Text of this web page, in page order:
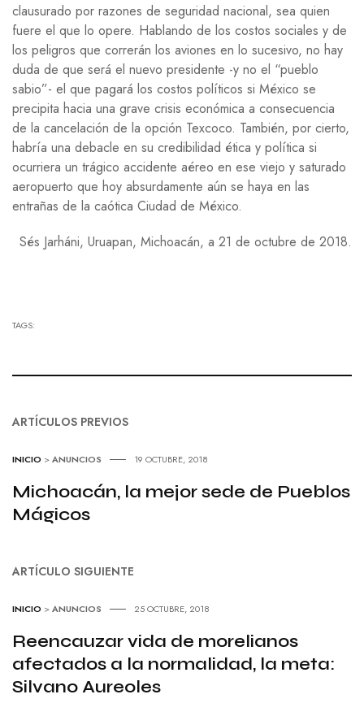
clausurado por razones de seguridad nacional, sea quien
fuere el que lo opere. Hablando de los costos sociales y de
los peligros que correrán los aviones en lo sucesivo, no hay
duda de que será el nuevo presidente -y no el “pueblo
sabio”- el que pagará los costos políticos si México se
precipita hacia una grave crisis económica a consecuencia
de la cancelación de la opción Texcoco. También, por cierto,
habría una debacle en su credibilidad ética y política si
ocurriera un trágico accidente aéreo en ese viejo y saturado
aeropuerto que hoy absurdamente aún se haya en las
entrañas de la caótica Ciudad de México.
Sés Jarháni, Uruapan, Michoacán, a 21 de octubre de 2018.
TAGS:
ARTÍCULOS PREVIOS
INICIO >ANUNCIOS 19 OCTUBRE, 2018
Michoacán, la mejor sede de Pueblos
Mágicos
ARTÍCULO SIGUIENTE
INICIO >ANUNCIOS 25 OCTUBRE, 2018
Reencauzar vida de morelianos
afectados a la normalidad, la meta:
Silvano Aureoles